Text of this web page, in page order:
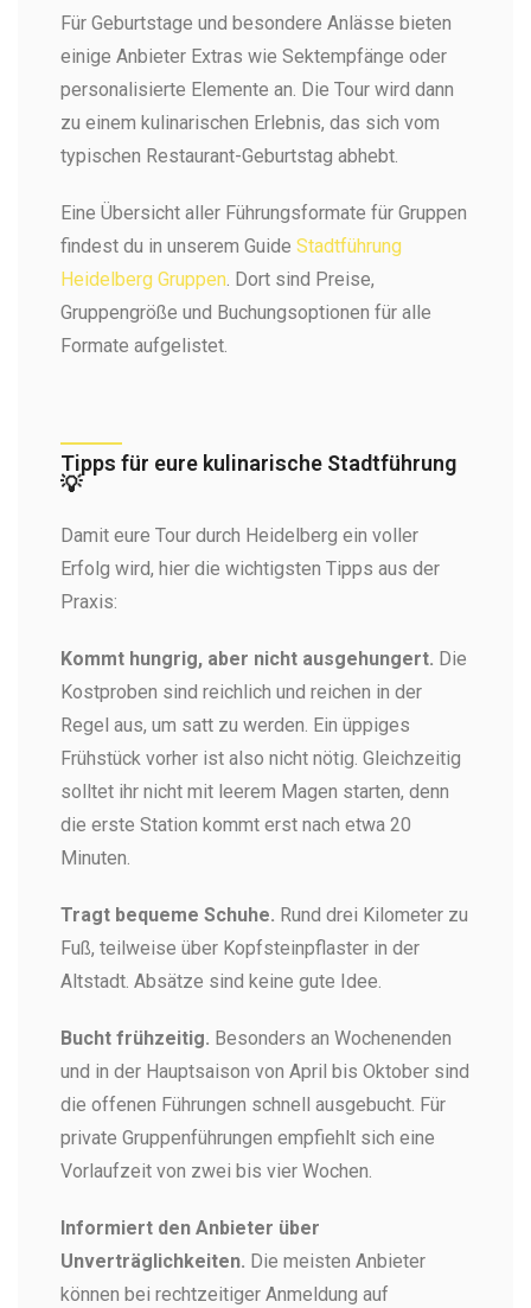
Für Geburtstage und besondere Anlässe bieten
einige Anbieter Extras wie Sektempfänge oder
personalisierte Elemente an. Die Tour wird dann
zu einem kulinarischen Erlebnis, das sich vom
typischen Restaurant-Geburtstag abhebt.
Eine Übersicht aller Führungsformate für Gruppen
findest du in unserem Guide Stadtführung
Heidelberg Gruppen . Dort sind Preise,
Gruppengröße und Buchungsoptionen für alle
Formate aufgelistet.
Tipps für eure kulinarische Stadtführung
💡
Damit eure Tour durch Heidelberg ein voller
Erfolg wird, hier die wichtigsten Tipps aus der
Praxis:
Kommt hungrig, aber nicht ausgehungert. Die
Kostproben sind reichlich und reichen in der
Regel aus, um satt zu werden. Ein üppiges
Frühstück vorher ist also nicht nötig. Gleichzeitig
solltet ihr nicht mit leerem Magen starten, denn
die erste Station kommt erst nach etwa 20
Minuten.
Tragt bequeme Schuhe. Rund drei Kilometer zu
Fuß, teilweise über Kopfsteinpflaster in der
Altstadt. Absätze sind keine gute Idee.
Bucht frühzeitig. Besonders an Wochenenden
und in der Hauptsaison von April bis Oktober sind
die offenen Führungen schnell ausgebucht. Für
private Gruppenführungen empfiehlt sich eine
Vorlaufzeit von zwei bis vier Wochen.
Informiert den Anbieter über
Unverträglichkeiten. Die meisten Anbieter
können bei rechtzeitiger Anmeldung auf